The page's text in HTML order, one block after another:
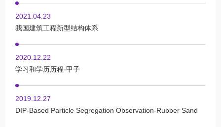
2021.04.23
我国建筑工程新型结构体系
2020.12.22
学习和学历历程-甲子
2019.12.27
DIP-Based Particle Segregation Observation-Rubber Sand